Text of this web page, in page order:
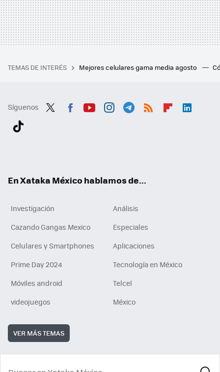
TEMAS DE INTERÉS Mejores celulares gama media agosto
Síguenos
En Xataka México hablamos de...
Investigación
Análisis
Cazando Gangas Mexico
Especiales
Celulares y Smartphones
Aplicaciones
Prime Day 2024
Tecnología en México
Móviles android
Telcel
videojuegos
México
VER MÁS TEMAS